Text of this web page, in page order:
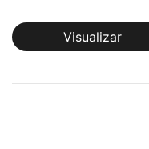
Visualizar